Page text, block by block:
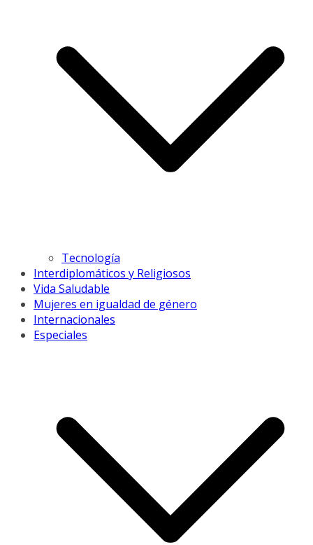
Tecnología
Interdiplomáticos y Religiosos
Vida Saludable
Mujeres en igualdad de género
Internacionales
Especiales